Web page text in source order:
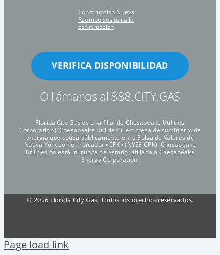
Construcción Nueva
Reembolsos para la
construcción
VERIFICA DISPONIBILIDAD
O llámanos al 888.CITY.GAS
Florida City Gas es una filial de Chesapeake Utilities
Corporation (“Chesapeake Utilities”), empresa de suministro de
energía que cotiza públicamente en la Bolsa de Valores de
Nueva York con el indicador «CPK» (NYSE:CPK). Chesapeake
Utilities no está, ni nunca ha estado, afiliada a Chesapeake
Energy Corporation.
© 2026 Florida City Gas. Todos los drechos reservados.
Page load link